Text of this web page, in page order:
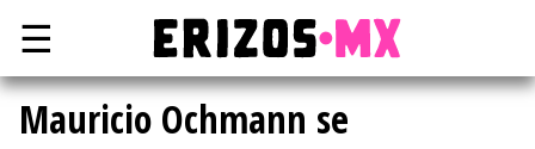
☰
Mauricio Ochmann se